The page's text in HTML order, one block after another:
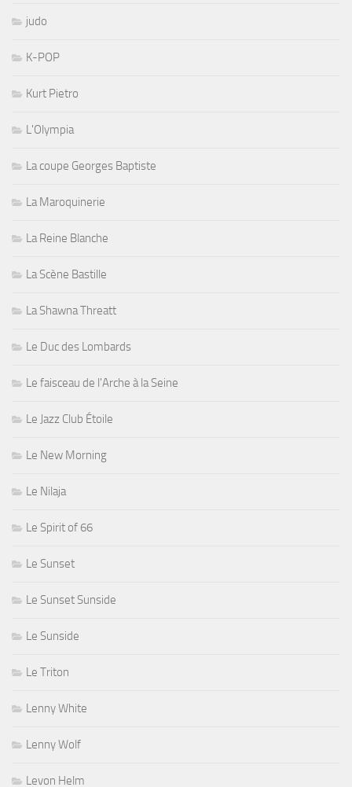
judo
K-POP
Kurt Pietro
L'Olympia
La coupe Georges Baptiste
La Maroquinerie
La Reine Blanche
La Scène Bastille
La Shawna Threatt
Le Duc des Lombards
Le faisceau de l'Arche à la Seine
Le Jazz Club Étoile
Le New Morning
Le Nilaja
Le Spirit of 66
Le Sunset
Le Sunset Sunside
Le Sunside
Le Triton
Lenny White
Lenny Wolf
Levon Helm